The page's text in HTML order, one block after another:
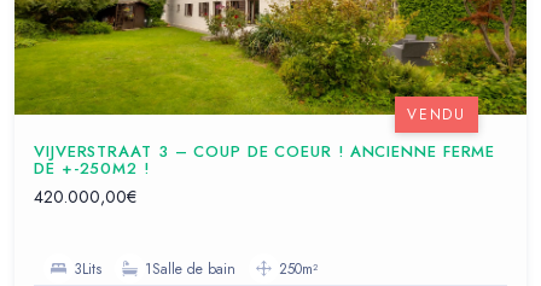
VIJVERSTRAAT 3 – COUP DE COEUR ! ANCIENNE FERME
DE +-250M2 !
420.000,00€
3Lits 1Salle de bain 250m²
VENDU